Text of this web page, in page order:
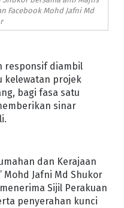
Facebook Mohd Jafni Md
responsif diambil
kelewatan projek
bagi fasa satu
sinar
dan Kerajaan
Mohd Jafni Md Shukor
Sijil Perakuan
penyerahan kunci